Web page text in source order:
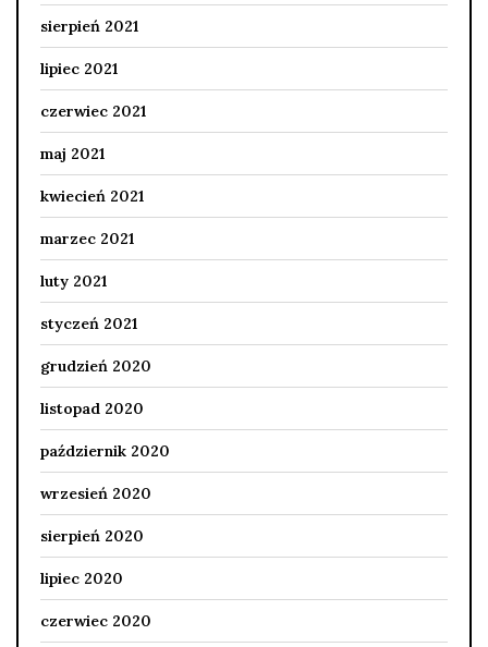
sierpień 2021
lipiec 2021
czerwiec 2021
maj 2021
kwiecień 2021
marzec 2021
luty 2021
styczeń 2021
grudzień 2020
listopad 2020
październik 2020
wrzesień 2020
sierpień 2020
lipiec 2020
czerwiec 2020